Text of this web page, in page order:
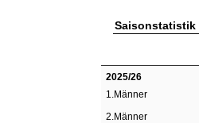
Saisonstatistik
2025/26
1.Männer
2.Männer